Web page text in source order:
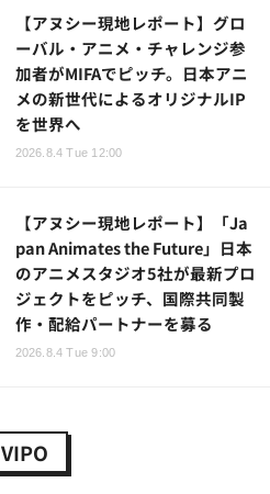
【アヌシー現地レポート】グロ
ーバル・アニメ・チャレンジ参
加者がMIFAでピッチ。日本アニ
メの新世代によるオリジナルIP
を世界へ
2026.8.4 Tue 12:00
【アヌシー現地レポート】「Ja
pan Animates the Future」日本
のアニメスタジオ5社が最新プロ
ジェクトをピッチ、国際共同製
作・配給パートナーを募る
2026.8.4 Tue 9:00
VIPO